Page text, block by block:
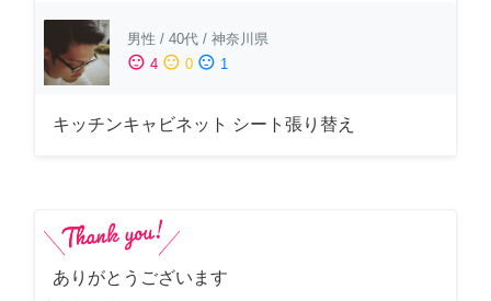
男性 / 40代 / 神奈川県
sentiment_satisfied 4 sentiment_neutral 0 sentiment_dissatisfied 1
キッチンキャビネット シート張り替え
ありがとうございます